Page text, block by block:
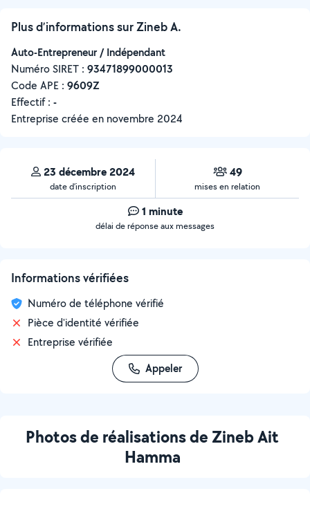
Plus d’informations sur Zineb A.
Auto-Entrepreneur / Indépendant
Numéro SIRET : ‍93471899000013
Code APE : 9609Z
Effectif : -
Entreprise créée en novembre 2024
23 décembre 2024
date d’inscription
49
mises en relation
1 minute
délai de réponse aux messages
Informations vérifiées
Numéro de téléphone vérifié
Pièce d'identité vérifiée
Entreprise vérifiée
Appeler
Photos de réalisations de Zineb Ait
Hamma